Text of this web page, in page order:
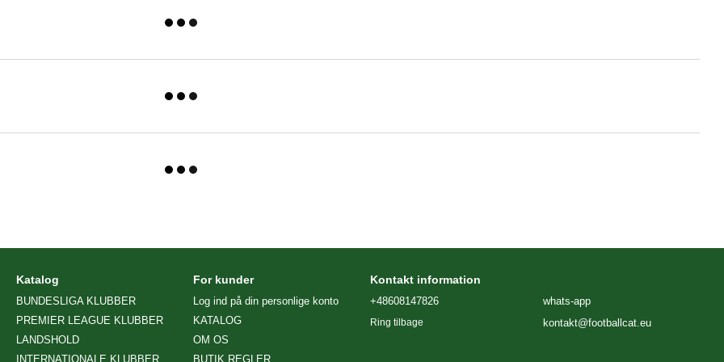
Katalog
BUNDESLIGA KLUBBER
PREMIER LEAGUE KLUBBER
LANDSHOLD
INTERNATIONALE KLUBBER
For kunder
Log ind på din personlige konto
KATALOG
OM OS
BUTIK REGLER
Kontakt information
+48608147826
Ring tilbage
whats-app
kontakt@footballcat.eu